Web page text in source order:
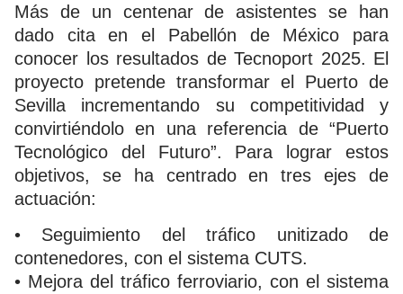
Más de un centenar de asistentes se han
dado cita en el Pabellón de México para
conocer los resultados de Tecnoport 2025. El
proyecto pretende transformar el Puerto de
Sevilla incrementando su competitividad y
convirtiéndolo en una referencia de “Puerto
Tecnológico del Futuro”. Para lograr estos
objetivos, se ha centrado en tres ejes de
actuación:
• Seguimiento del tráfico unitizado de
contenedores, con el sistema CUTS.
• Mejora del tráfico ferroviario, con el sistema